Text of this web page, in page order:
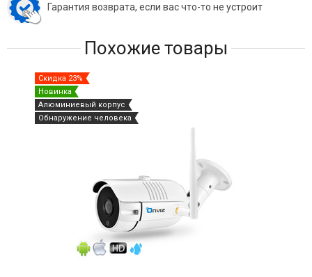
Гарантия возврата, если вас что-то не устроит
Похожие товары
Скидка 23%
Новинка
Алюминиевый корпус
Обнаружение человека